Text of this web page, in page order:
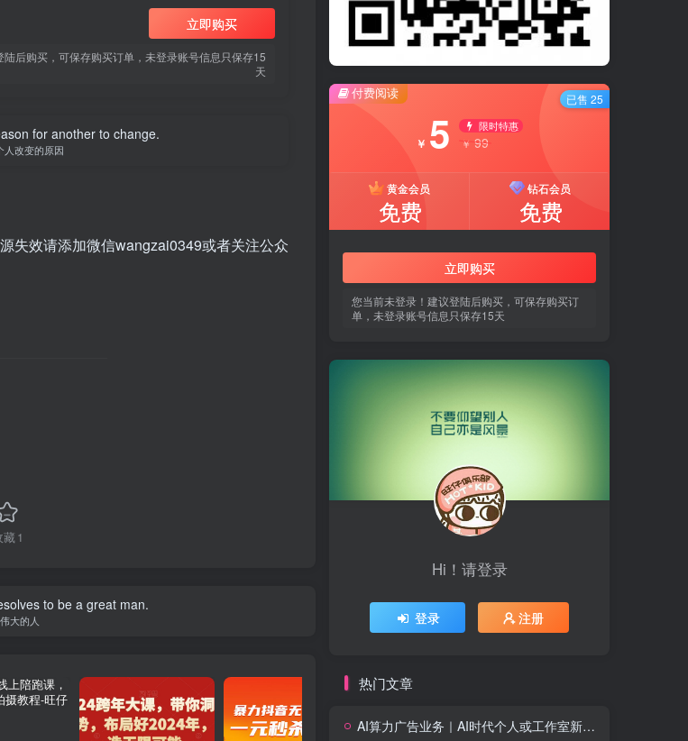
立即购买
后购买，可保存购买订单，未登录账号信息只保存15
天
for another to change.
人改变的原因
失效请添加微信wangzai0349或者关注公众
藏1
to be a great man.
大的人
付费阅读
￥ 5 限时特惠
￥ 99
黄金会员
免费
钻石会员
免费
立即购买
您当前未登录！建议登陆后购买，可保存购买订
单，未登录账号信息只保存15天
已售 25
Hi！请登录
登录 注册
热门文章
AI算力广告业务｜AI时代个人或工作室新赛道